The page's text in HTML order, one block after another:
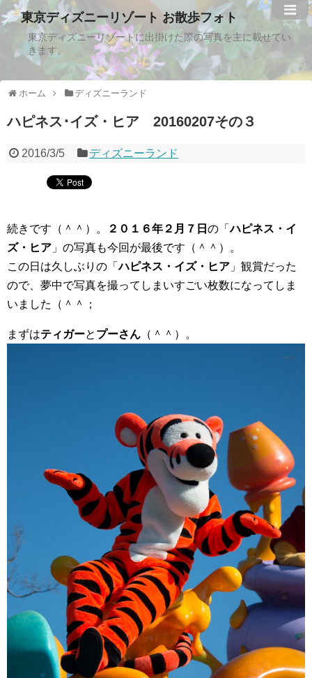
東京ディズニーリゾート お散歩フォト
東京ディズニーリゾートに出掛けた際の写真を主に載せてい
きます。
ホーム ディズニーランド
ハピネス･イズ・ヒア 20160207その３
2016/3/5 ディズニーランド
続きです（＾＾）。 ２０１６年２月７日 の「ハピネス・イ
ズ・ヒア 」の写真も今回が最後です（＾＾）。
この日は久しぶりの「ハピネス・イズ・ヒア 」観賞だった
ので、夢中で写真を撮ってしまいすごい枚数になってしま
いました（＾＾；
まずはティガーと プーさん （＾＾）。